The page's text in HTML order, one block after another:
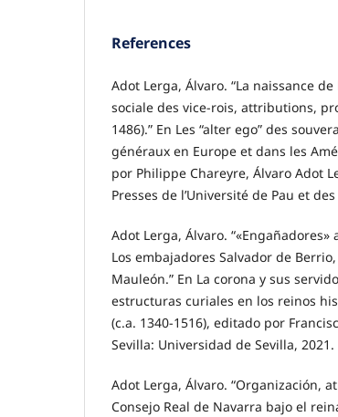
References
Adot Lerga, Álvaro. “La naissance
sociale des vice-rois, attributions,
1486).” En Les “alter ego” des
généraux en Europe et dans les
por Philippe Chareyre, Álvaro Adot
Presses de l’Université de Pau et des
Adot Lerga, Álvaro.
Los embajadores Salvador de
Mauleón.” En La corona y sus
estructuras curiales en los reinos
(c.a. 1340-1516), editado por
Sevilla: Universidad de Sevilla, 2021.
Adot Lerga, Álvaro. “Organización,
Consejo Real de Navarra bajo el